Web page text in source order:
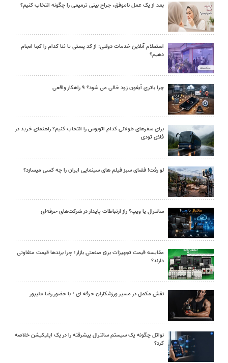
بعد از یک عمل ناموفق، جراح بینی ترمیمی را چگونه انتخاب کنیم؟
استعلام آنلاین خدمات دولتی: از کد پستی تا ثنا کدام را کجا انجام
دهیم؟
چرا باتری آیفون زود خالی می شود؟ ۹ راهکار واقعی
برای سفرهای طولانی کدام اتوبوس را انتخاب کنیم؟ راهنمای خرید در
فلای تودی
لو رفت! فضای سبز فیلم های سینمایی ایران را چه کسی میسازد؟
سانترال یا ویپ؟ راز ارتباطات پایدار در شرکت‌های حرفه‌ای
مقایسه قیمت تجهیزات برق صنعتی بازار؛ چرا برندها قیمت متفاوتی
دارند؟
نقش مکمل در مسیر ورزشکاران حرفه ای ؛ با حضور رضا علیپور
نواتل چگونه یک سیستم سانترال پیشرفته را در یک اپلیکیشن خلاصه
کرد؟